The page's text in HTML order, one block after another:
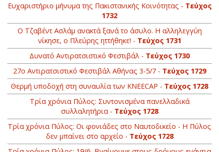
Ευχαριστήριο μήνυμα της Πακιστανικής Κοινότητας - Τεύχος
1732
Ο Τζαβέντ Ασλάμ ανακτά ξανά το άσυλο. Η αλληλεγγύη
νίκησε, ο Πλεύρης ηττήθηκε! - Τεύχος 1731
Δυνατό Αντιρατσιστικό Φεστιβάλ - Τεύχος 1730
27ο Αντιρατσιστικό Φεστιβάλ Αθήνας 3-5/7 - Τεύχος 1729
Θερμή υποδοχή στη συναυλία των KNEECAP - Τεύχος 1728
Τρία χρόνια Πύλος: Συντονισμένα πανελλαδικά
συλλαλητήρια - Τεύχος 1728
Τρία χρόνια Πύλος: Οι φονιάδες στο Ναυτοδικείο - Η Πύλος
δεν μπαίνει στο αρχείο - Τεύχος 1728